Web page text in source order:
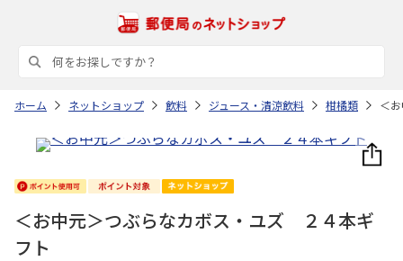
ホーム ネットショップ 飲料 ジュース・清涼飲料 柑橘類 ＜
＜お中元＞つぶらなカボス・ユズ ２４本ギ
フト